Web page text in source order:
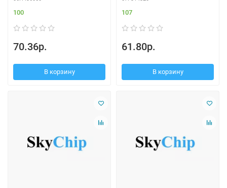
100
70.36р.
В корзину
107
61.80р.
В корзину